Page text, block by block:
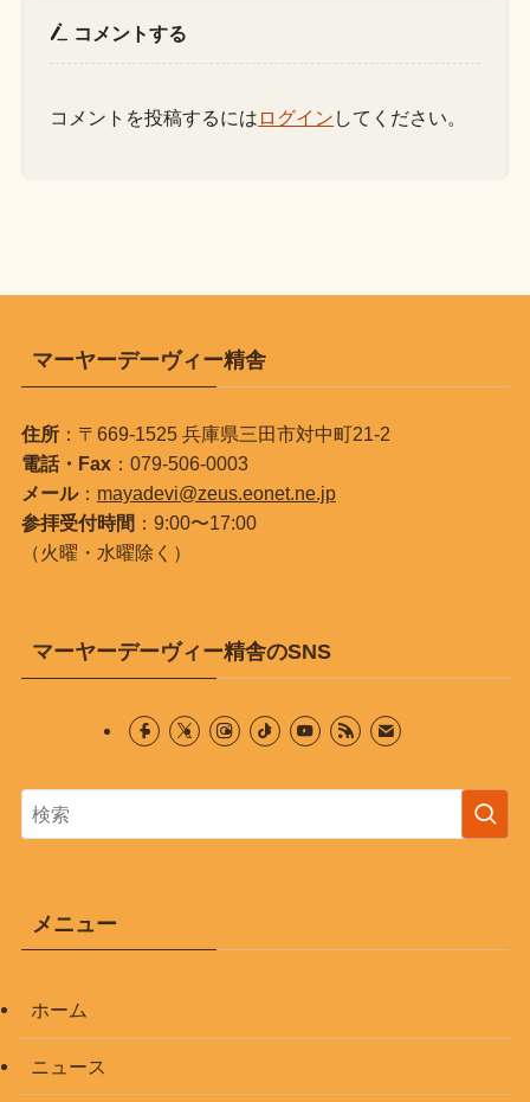
コメントする
コメントを投稿するには ログイン してください。
マーヤーデーヴィー精舎
住所：〒669-1525 兵庫県三田市対中町21-2
電話・Fax：079-506-0003
メール： mayadevi@zeus.eonet.ne.jp
参拝受付時間 ：9:00〜17:00
（火曜・水曜除く）
マーヤーデーヴィー精舎のSNS
メニュー
ホーム
ニュース